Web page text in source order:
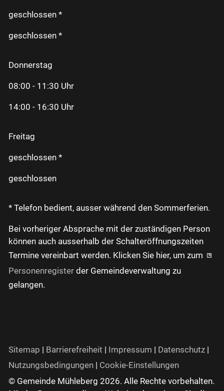
geschlossen *
geschlossen *
Donnerstag
08:00 - 11:30 Uhr
14:00 - 16:30 Uhr
Freitag
geschlossen *
geschlossen
* Telefon bedient, ausser während den Sommerferien.
Bei vorheriger Absprache mit der zuständigen Person
können auch ausserhalb der Schalteröffnungszeiten
Termine vereinbart werden. Klicken Sie hier, um zum
Personenregister der Gemeindeverwaltung zu
gelangen.
Sitemap | Barrierefreiheit | Impressum | Datenschutz |
Nutzungsbedingungen | Cookie-Einstellungen
© Gemeinde Mühleberg 2026. Alle Rechte vorbehalten.